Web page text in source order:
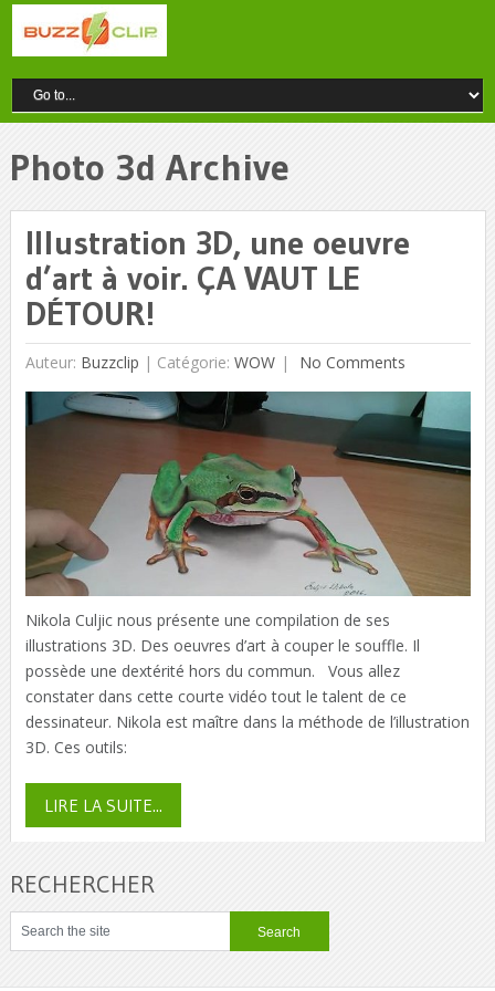
Photo 3d Archive
Illustration 3D, une oeuvre
d’art à voir. ÇA VAUT LE
DÉTOUR!
Auteur: Buzzclip | Catégorie: WOW No Comments
Nikola Culjic nous présente une compilation de ses
illustrations 3D. Des oeuvres d’art à couper le souffle. Il
possède une dextérité hors du commun. Vous allez
constater dans cette courte vidéo tout le talent de ce
dessinateur. Nikola est maître dans la méthode de l’illustration
3D. Ces outils:
LIRE LA SUITE...
RECHERCHER